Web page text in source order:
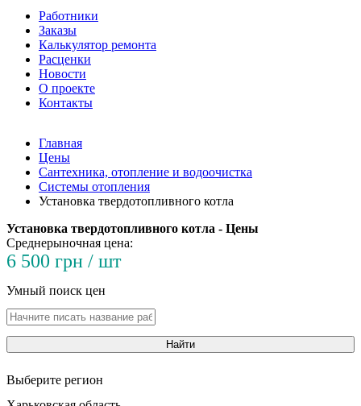
Работники
Заказы
Калькулятор ремонта
Расценки
Новости
О проекте
Контакты
Главная
Цены
Сантехника, отопление и водоочистка
Системы отопления
Установка твердотопливного котла
Установка твердотопливного котла - Цены
Среднерыночная цена:
6 500 грн / шт
Умный поиск цен
Найти
Выберите регион